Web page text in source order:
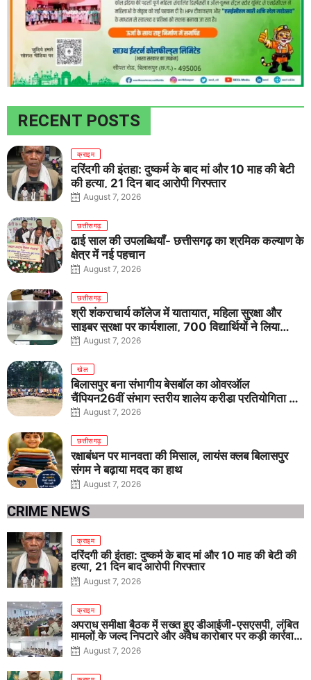
RECENT POSTS
क्राइम
दरिंदगी की इंतहा: दुष्कर्म के बाद मां और 10 माह की बेटी
की हत्या, 21 दिन बाद आरोपी गिरफ्तार
August 7, 2026
छत्तीसगढ़
ढाई साल की उपलब्धियाँ- छत्तीसगढ़ का श्रमिक कल्याण के
क्षेत्र में नई पहचान
August 7, 2026
छत्तीसगढ़
श्री शंकराचार्य कॉलेज में यातायात, महिला सुरक्षा और
साइबर सुरक्षा पर कार्यशाला, 700 विद्यार्थियों ने लिया
जागरूकता का संकल्प
August 7, 2026
खेल
बिलासपुर बना संभागीय बेसबॉल का ओवरऑल
चैंपियन26वीं संभाग स्तरीय शालेय क्रीड़ा प्रतियोगिता में
तीनों आयु वर्गों में शानदार प्रदर्शन
August 7, 2026
छत्तीसगढ़
रक्षाबंधन पर मानवता की मिसाल, लायंस क्लब बिलासपुर
संगम ने बढ़ाया मदद का हाथ
August 7, 2026
CRIME NEWS
क्राइम
दरिंदगी की इंतहा: दुष्कर्म के बाद मां और 10 माह की बेटी की
हत्या, 21 दिन बाद आरोपी गिरफ्तार
August 7, 2026
क्राइम
अपराध समीक्षा बैठक में सख्त हुए डीआईजी-एसएसपी, लंबित
मामलों के जल्द निपटारे और अवैध कारोबार पर कड़ी कार्रवाई
के निर्देश
August 7, 2026